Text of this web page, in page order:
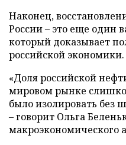
Наконец,
России – это еще один
который доказывает
российской экономики.
«Доля российской
мировом рынке
было изолировать без
– говорит Ольга
макроэкономического